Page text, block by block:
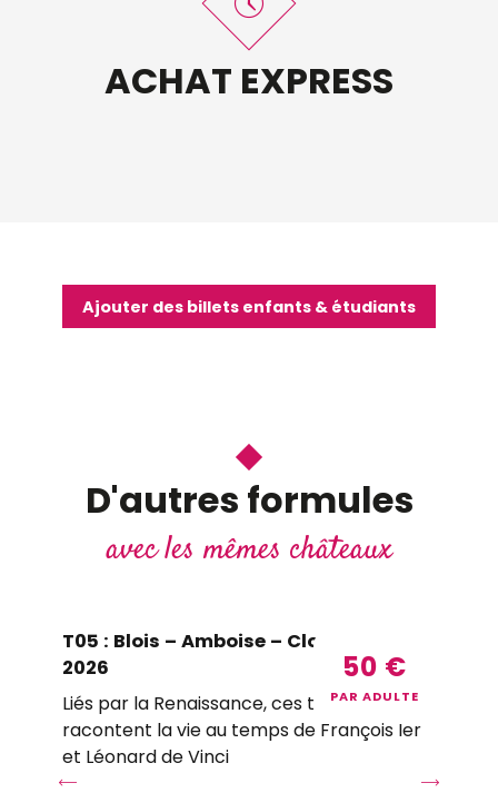
ACHAT EXPRESS
Ajouter des billets enfants & étudiants
D'autres formules
avec les mêmes châteaux
50 €
PAR ADULTE
T05 : Blois – Amboise – Clos Lucé |
2026
Liés par la Renaissance, ces trois lieux vous
racontent la vie au temps de François Ier
et Léonard de Vinci